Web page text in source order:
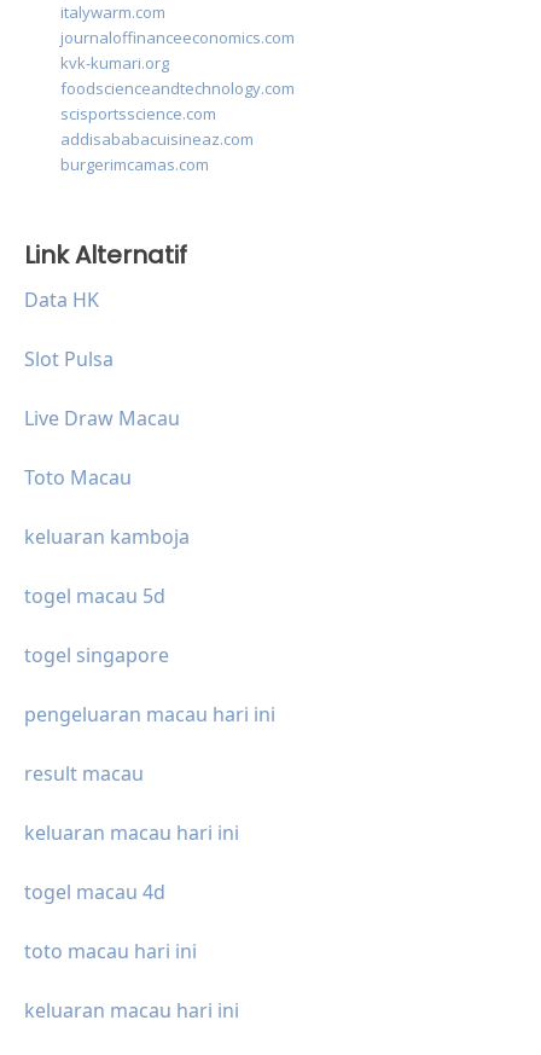
italywarm.com
journaloffinanceeconomics.com
kvk-kumari.org
foodscienceandtechnology.com
scisportsscience.com
addisababacuisineaz.com
burgerimcamas.com
Link Alternatif
Data HK
Slot Pulsa
Live Draw Macau
Toto Macau
keluaran kamboja
togel macau 5d
togel singapore
pengeluaran macau hari ini
result macau
keluaran macau hari ini
togel macau 4d
toto macau hari ini
keluaran macau hari ini